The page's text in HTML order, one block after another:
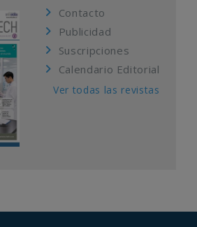
Contacto
Publicidad
Suscripciones
Calendario Editorial
Ver todas las revistas